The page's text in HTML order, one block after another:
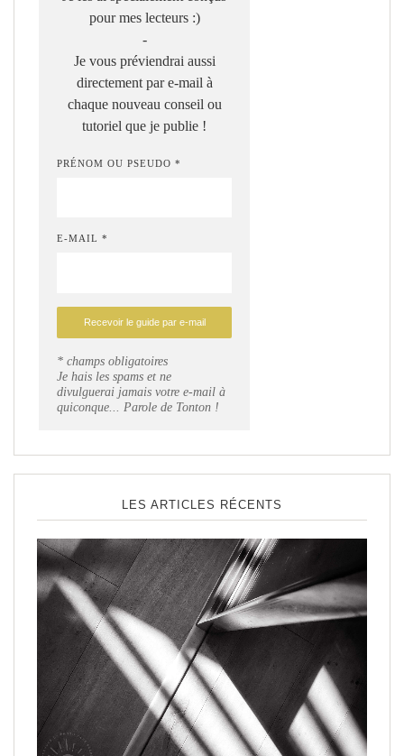
pour mes lecteurs :)
-
Je vous préviendrai aussi
directement par e-mail à
chaque nouveau conseil ou
tutoriel que je publie !
PRÉNOM OU PSEUDO *
E-MAIL *
* champs obligatoires
Je hais les spams et ne
divulguerai jamais votre e-mail à
quiconque... Parole de Tonton !
LES ARTICLES RÉCENTS